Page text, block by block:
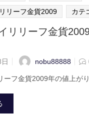
リーフ金貨2009 カテ
リリーフ金貨
nobu88888
ーフ金貨2009年の値上が